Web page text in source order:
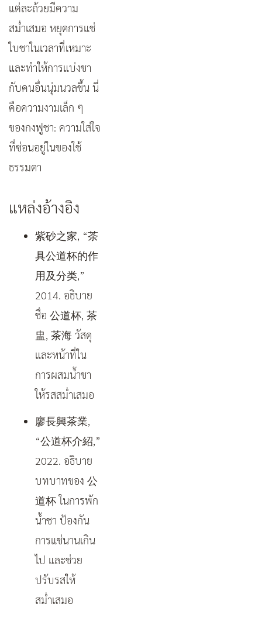
แต่ละถ้วยมีความ
สม่ำเสมอ หยุดการแช่
ใบชาในเวลาที่เหมาะ
และทำให้การแบ่งชา
กับคนอื่นนุ่มนวลขึ้น นี่
คือความงามเล็ก ๆ
ของกงฟูชา: ความใส่ใจ
ที่ซ่อนอยู่ในของใช้
ธรรมดา
แหล่งอ้างอิง
紫砂之家, “茶
具公道杯的作
用及分类,”
2014. อธิบาย
ชื่อ 公道杯, 茶
盅, 茶海 วัสดุ
และหน้าที่ใน
การผสมน้ำชา
ให้รสสม่ำเสมอ
廖長興茶業,
“公道杯介紹,”
2022. อธิบาย
บทบาทของ 公
道杯 ในการพัก
น้ำชา ป้องกัน
การแช่นานเกิน
ไป และช่วย
ปรับรสให้
สม่ำเสมอ